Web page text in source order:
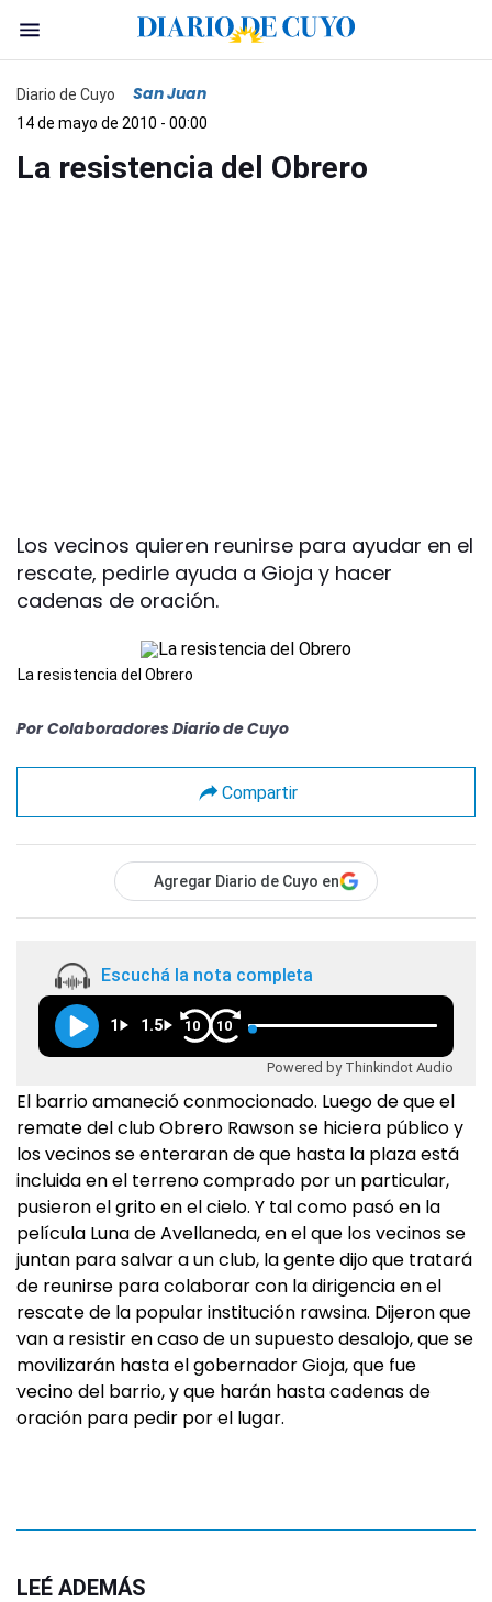
Diario de Cuyo San Juan
14 de mayo de 2010 - 00:00
La resistencia del Obrero
Los vecinos quieren reunirse para ayudar en el
rescate, pedirle ayuda a Gioja y hacer
cadenas de oración.
La resistencia del Obrero
Por Colaboradores Diario de Cuyo
Compartir
Agregar Diario de Cuyo en
Escuchá la nota completa
1 1.5 10 10
Powered by Thinkindot Audio
El barrio amaneció conmocionado. Luego de que el
remate del club Obrero Rawson se hiciera público y
los vecinos se enteraran de que hasta la plaza está
incluida en el terreno comprado por un particular,
pusieron el grito en el cielo. Y tal como pasó en la
película Luna de Avellaneda, en el que los vecinos se
juntan para salvar a un club, la gente dijo que tratará
de reunirse para colaborar con la dirigencia en el
rescate de la popular institución rawsina. Dijeron que
van a resistir en caso de un supuesto desalojo, que se
movilizarán hasta el gobernador Gioja, que fue
vecino del barrio, y que harán hasta cadenas de
oración para pedir por el lugar.
LEÉ ADEMÁS